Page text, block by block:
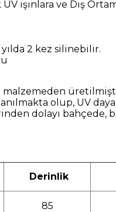
ışınlara ve Dış
yılda 2 kez silinebilir.
olup, UV
dolayı bahçede,
Derinlik
85